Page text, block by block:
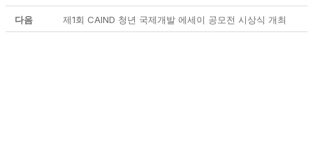
다음 제1회 CAIND 청년 국제개발 에세이 공모전 시상식 개최